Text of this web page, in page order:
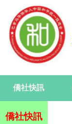
僑社快訊
僑社快訊